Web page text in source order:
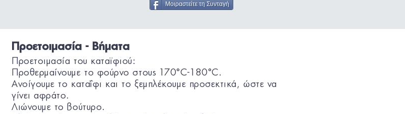
Μοιραστείτε τη Συνταγή
Προετοιμασία - Βήματα
Προετοιμασία του καταϊφιού:
Προθερμαίνουμε το φούρνο στους 170°C-180°C.
Ανοίγουμε το καταΐφι και το ξεμπλέκουμε προσεκτικά, ώστε να
γίνει αφράτο.
Λιώνουμε το βούτυρο.